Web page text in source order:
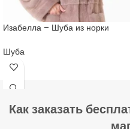
Изабелла – Шуба из норки
Шуба
Как заказать